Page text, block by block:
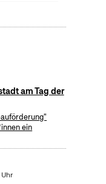
am Tag der
ein